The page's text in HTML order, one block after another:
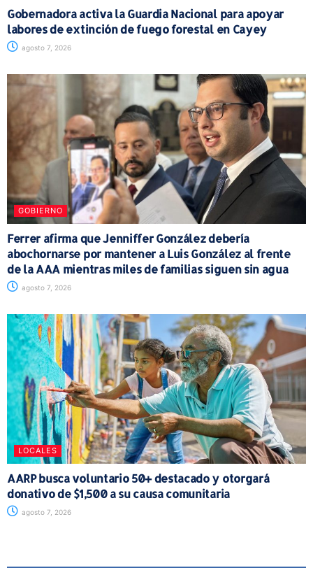
Gobernadora activa la Guardia Nacional para apoyar
labores de extinción de fuego forestal en Cayey
agosto 7, 2026
GOBIERNO
Ferrer afirma que Jenniffer González debería
abochornarse por mantener a Luis González al frente
de la AAA mientras miles de familias siguen sin agua
agosto 7, 2026
LOCALES
AARP busca voluntario 50+ destacado y otorgará
donativo de $1,500 a su causa comunitaria
agosto 7, 2026